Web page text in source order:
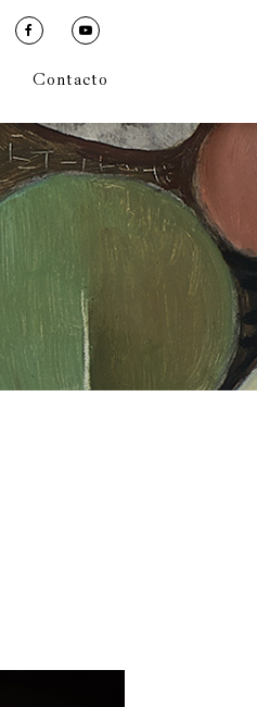
Contacto